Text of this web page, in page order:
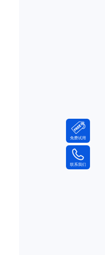
免费试用
联系我们